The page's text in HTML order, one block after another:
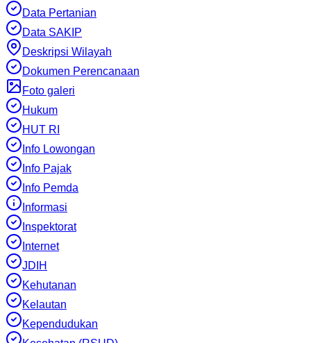
Data Pertanian
Data SAKIP
Deskripsi Wilayah
Dokumen Perencanaan
Foto galeri
Hukum
HUT RI
Info Lowongan
Info Pajak
Info Pemda
Informasi
Inspektorat
Internet
JDIH
Kehutanan
Kelautan
Kependudukan